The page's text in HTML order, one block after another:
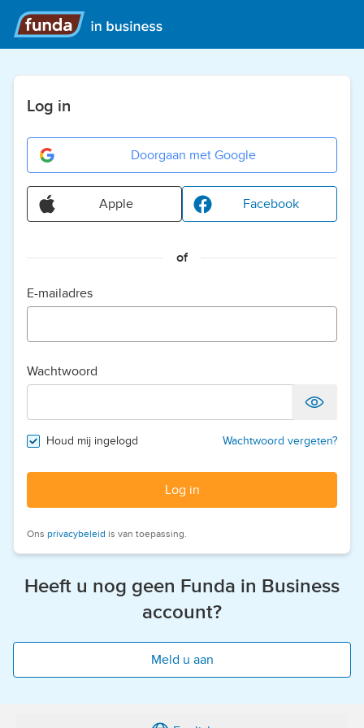
Log in
Doorgaan met Google
Apple Facebook
of
E-mailadres
Wachtwoord
Houd mij ingelogd Wachtwoord vergeten?
Log in
Ons privacybeleid is van toepassing.
Heeft u nog geen Funda in Business
account?
Meld u aan